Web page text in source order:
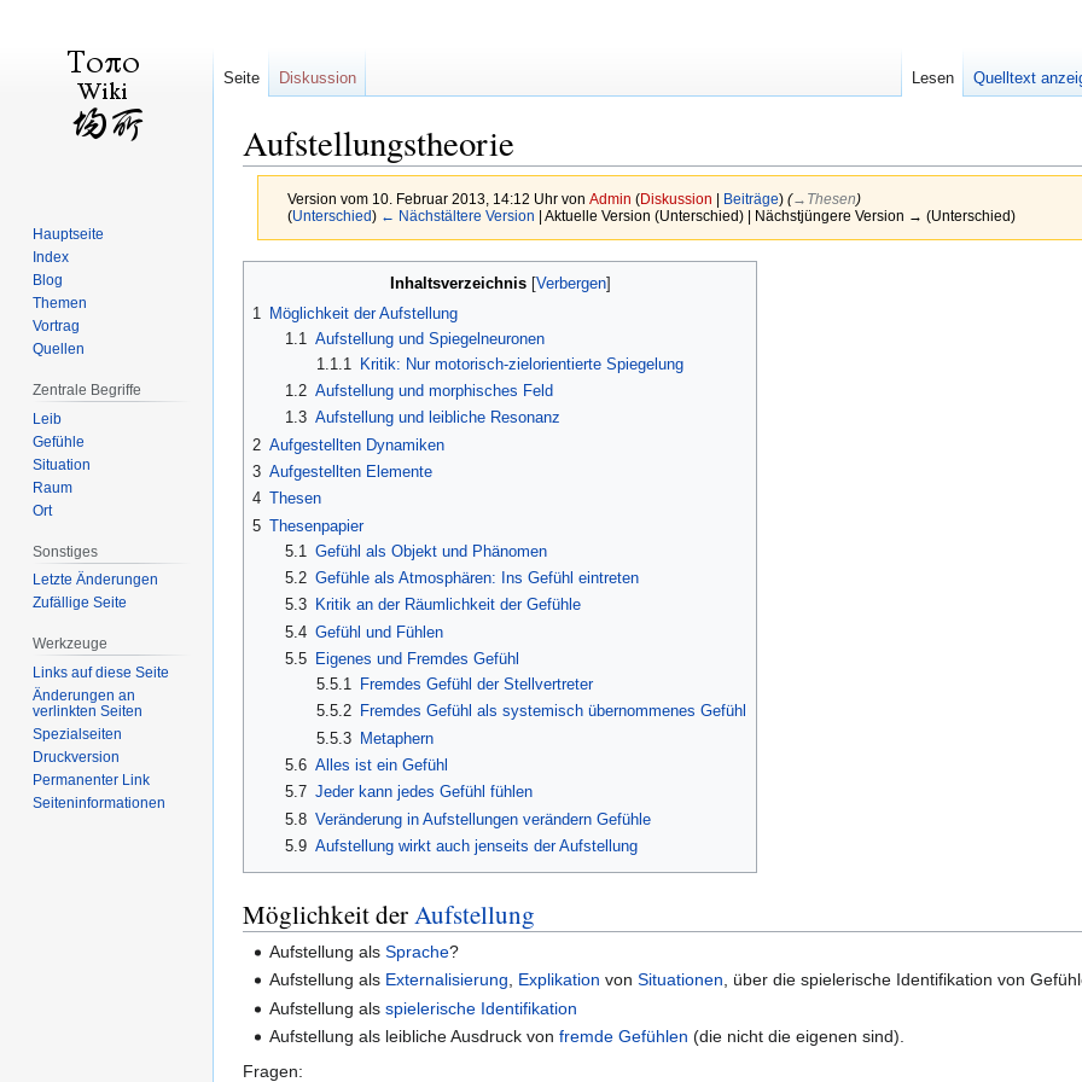
Aufstellungstheorie
Version vom 10. Februar 2013, 14:12 Uhr von Admin (Diskussion Beiträge) (→‎Thesen)
(Unterschied) ← Nächstältere Version | Aktuelle Version (Unterschied) | Nächstjüngere Version → (Unterschied)
springen
springen
Inhaltsverzeichnis
1
Möglichkeit der Aufstellung
1.1 Aufstellung und Spiegelneuronen
1.1.1
Kritik: Nur motorisch-zielorientierte Spiegelung
1.2 Aufstellung und morphisches Feld
1.3 Aufstellung und leibliche Resonanz
2 Aufgestellten Dynamiken
3 Aufgestellten Elemente
4 Thesen
5 Thesenpapier
5.1 Gefühl als Objekt und Phänomen
5.2 Gefühle als Atmosphären: Ins Gefühl eintreten
5.3
Kritik an der Räumlichkeit der Gefühle
5.4 Gefühl und Fühlen
5.5
Eigenes und Fremdes Gefühl
5.5.1
Fremdes Gefühl der Stellvertreter
5.5.2 Fremdes Gefühl als systemisch übernommenes Gefühl
5.5.3 Metaphern
5.6 Alles ist ein Gefühl
5.7 Jeder kann jedes Gefühl fühlen
5.8 Veränderung in Aufstellungen verändern Gefühle
5.9 Aufstellung wirkt auch jenseits der Aufstellung
Möglichkeit derAufstellung
Aufstellung alsSprache?
Aufstellung als Externalisierung, Explikation vonSituationen, über die spielerische Identifikation von
Aufstellung alsspielerische Identifikation
Aufstellung als leibliche Ausdruck vonfremde Gefühlen (die nicht die eigenen sind).
Fragen:
Seite Diskussion Lesen Quelltext
Hauptseite
Index
Blog
Themen
Vortrag
Quellen
Zentrale Begriffe
Leib
Gefühle
Situation
Raum
Ort
Sonstiges
Letzte Änderungen
Zufällige Seite
Werkzeuge
Links auf diese Seite
Änderungen an
verlinkten Seiten
Spezialseiten
Druckversion
Permanenter Link
Seiten­informationen